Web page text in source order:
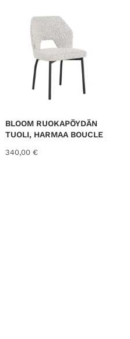
BLOOM RUOKAPÖYDÄN
TUOLI, HARMAA BOUCLE
340,00 €